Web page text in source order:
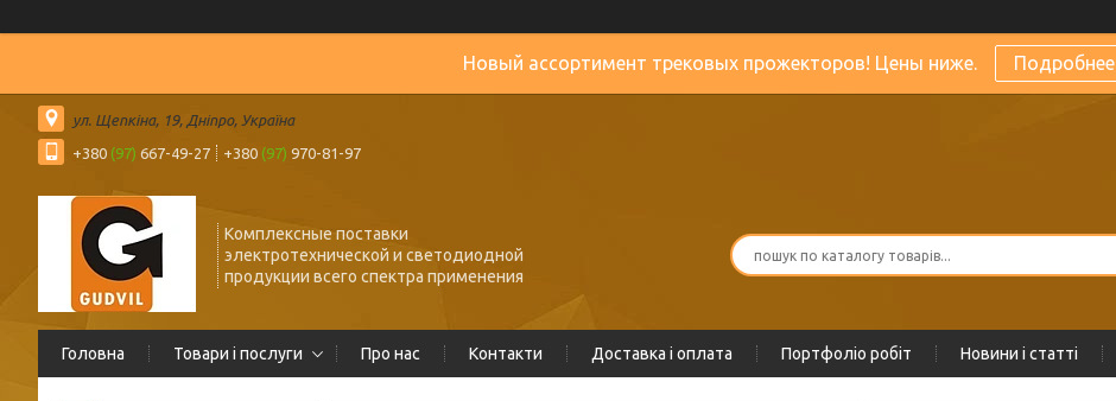
Новый ассортимент трековых прожекторов! Цены ниже. Подробнее
ул. Щепкіна, 19, Дніпро, Україна
+380 (97) 667-49-27 +380 (97) 970-81-97
Комплексные поставки
электротехнической и светодиодной
продукции всего спектра применения
Головна Товари і послуги Про нас Контакти Доставка і оплата Портфоліо робіт Новини і статті